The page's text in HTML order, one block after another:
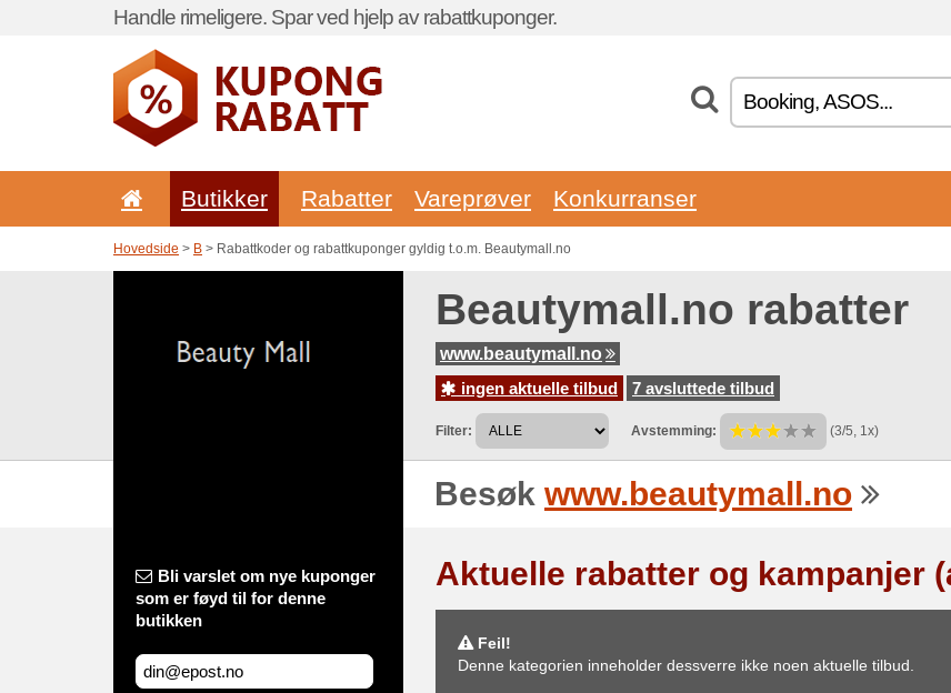
Handle rimeligere. Spar ved hjelp av rabattkuponger.
Butikker Rabatter Vareprøver Konkurranser
Hovedside > B > Rabattkoder og rabattkuponger gyldig t.o.m. Beautymall.no
Beautymall.no rabatter
www.beautymall.no
ingen aktuelle tilbud
7 avsluttede tilbud
Filter: Avstemming: (3/5, 1x)
Besøk www.beautymall.no
Bli varslet om nye kuponger
som er føyd til for denne
butikken
Aktuelle rabatter og kampanjer
Feil!
Denne kategorien inneholder dessverre ikke noen aktuelle tilbud.